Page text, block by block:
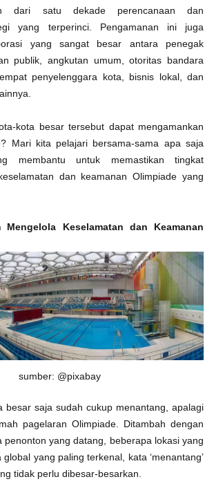
dari satu dekade perencanaan dan
yang terperinci. Pengamanan ini juga
yang sangat besar antara penegak
publik, angkutan umum, otoritas bandara
penyelenggara kota, bisnis lokal, dan
kota besar tersebut dapat mengamankan
Mari kita pelajari bersama-sama apa saja
membantu untuk memastikan tingkat
dan keamanan Olimpiade yang
Mengelola Keselamatan dan Keamanan
sumber: @pixabay
besar saja sudah cukup menantang, apalagi
pagelaran Olimpiade. Ditambah dengan
penonton yang datang, beberapa lokasi yang
yang paling terkenal, kata ‘menantang’
tidak perlu dibesar-besarkan.